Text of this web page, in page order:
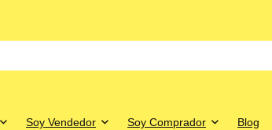
Soy Vendedor Soy Comprador Blog